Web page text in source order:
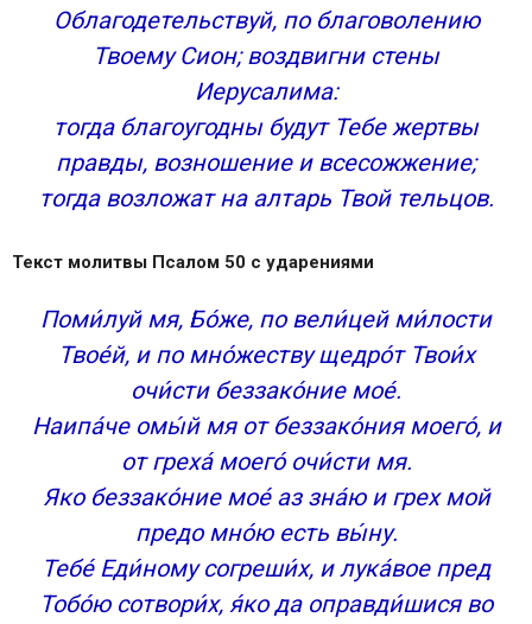
Облагодетельствуй, по благоволению
Твоему Сион; воздвигни стены
Иерусалима:
тогда благоугодны будут Тебе жертвы
правды, возношение и всесожжение;
тогда возложат на алтарь Твой тельцов.
Текст молитвы Псалом 50 с ударениями
Поми́луй мя, Бо́же, по вели́цей ми́лости
Твое́й, и по мно́жеству щедро́т Твои́х
очи́сти беззако́ние мое́.
Наипа́че омы́й мя от беззако́ния моего́, и
от греха́ моего́ очи́сти мя.
Яко беззако́ние мое́ аз зна́ю и грех мой
предо мно́ю есть вы́ну.
Тебе́ Еди́ному согреши́х, и лука́вое пред
Тобо́ю сотвори́х, я́ко да оправди́шися во